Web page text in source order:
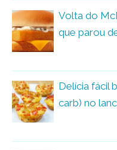
Volta do
que parou
Delícia fácil
carb) no